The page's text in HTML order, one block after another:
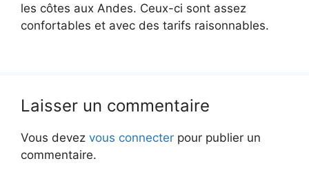
les côtes aux Andes. Ceux-ci sont assez
confortables et avec des tarifs raisonnables.
Laisser un commentaire
Vous devez vous connecter pour publier un
commentaire.